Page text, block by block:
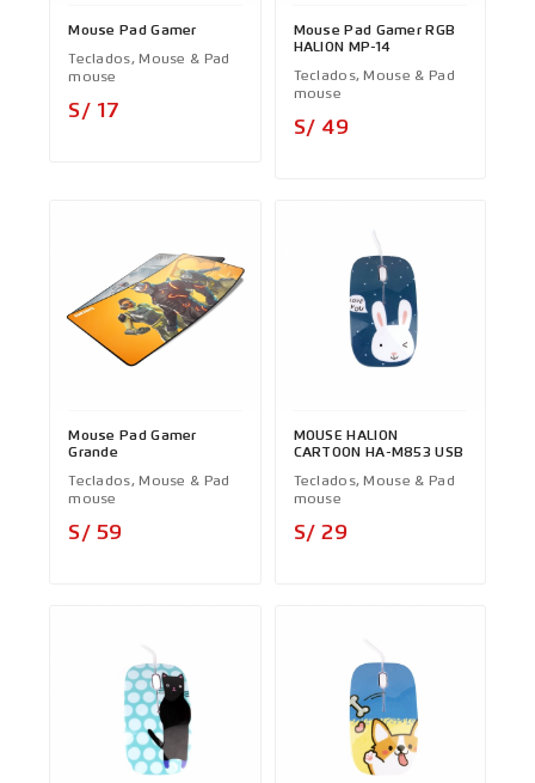
Mouse Pad Gamer
Teclados, Mouse & Pad
mouse
S/ 17
Mouse Pad Gamer RGB
HALION MP-14
Teclados, Mouse & Pad
mouse
S/ 49
Mouse Pad Gamer
Grande
Teclados, Mouse & Pad
mouse
S/ 59
MOUSE HALION
CARTOON HA-M853 USB
Teclados, Mouse & Pad
mouse
S/ 29